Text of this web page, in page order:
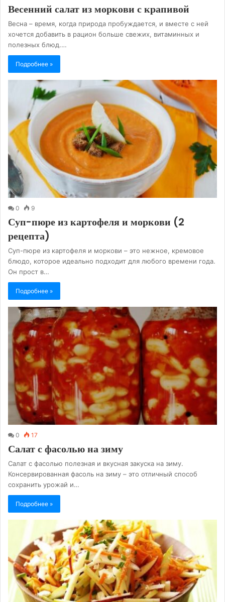
Весенний салат из моркови с крапивой
Весна – время, когда природа пробуждается, и вместе с ней
хочется добавить в рацион больше свежих, витаминных и
полезных блюд.…
Подробнее »
0 9
Суп-пюре из картофеля и моркови (2
рецепта)
Суп-пюре из картофеля и моркови – это нежное, кремовое
блюдо, которое идеально подходит для любого времени года.
Он прост в…
Подробнее »
0 17
Салат с фасолью на зиму
Салат с фасолью полезная и вкусная закуска на зиму.
Консервированная фасоль на зиму – это отличный способ
сохранить урожай и…
Подробнее »